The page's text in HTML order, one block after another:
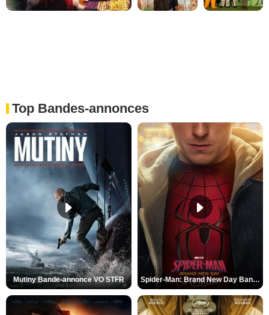
Top Bandes-annonces
Mutiny Bande-annonce VO STFR Spider-Man: Brand New Day Bande-annonce VO STFR